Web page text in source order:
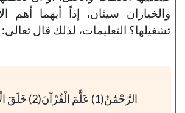
والخياران سيئان، إذاً أيهما أهم
تشغيلها؟ التعليمات، لذلك قال تعالى:
الرَّحْمَٰنُ(1) عَلَّمَ الْقُرْآنَ(2) خَلَقَ الْإِنسَانَ(3)